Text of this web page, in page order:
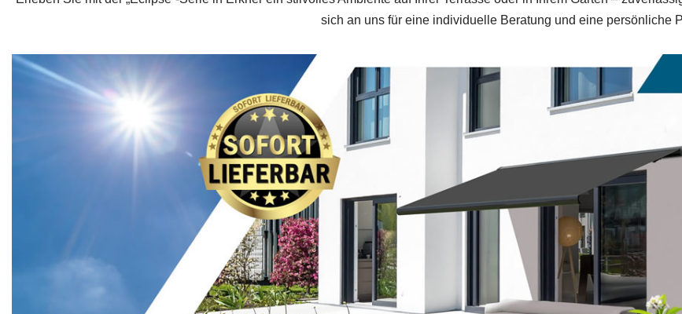
sich an uns für eine individuelle Beratung und eine persönliche